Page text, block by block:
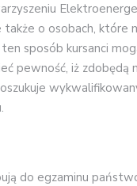
o osobach, które
sposób kursanci
pewność, iż
do egzaminu